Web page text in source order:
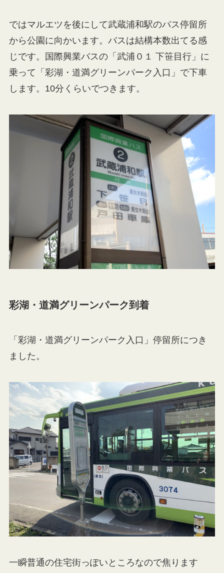
ではマルエツを後にして武蔵浦和駅のバス停留所
から公園に向かいます。バスは結構本数出てる感
じです。国際興業バスの「武浦０１ 下笹目行」に
乗って「彩湖・道満グリーンパーク入口」で下車
します。10分くらいでつきます。
彩湖・道満グリーンパーク到着
「彩湖・道満グリーンパーク入口」停留所につき
ました。
一瞬普通の住宅街っぽいところなので焦ります